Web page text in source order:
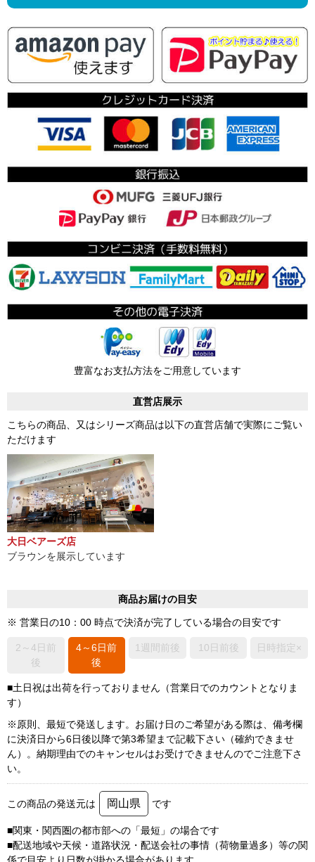
豊富なお支払方法をご用意しています
直営店展示
こちらの商品、又はシリーズ商品は以下の直営店舗で実際にご覧い
ただけます
大日ベアーズ店
ブラウンを展示しています
商品お届けの目安
※ 営業日の10：00 時点で決済が完了している場合の目安です
2～4日前
後
4～6日前
後
1週間前後 10日前後 日時指定×
■土日祝は出荷を行っておりません（営業日でのカウントとなりま
す）
※原則、最短で発送します。お届け日のご希望がある際は、備考欄
に決済日から6日後以降で第3希望まで記載下さい（確約できませ
ん）。納期理由でのキャンセルはお受けできませんのでご注意下さ
い。
この商品の発送元は 岡山県 です
■関東・関西圏の都市部への「最短」の場合です
■配送地域や天候・道路状況・配送会社の事情（荷物量過多）等の関